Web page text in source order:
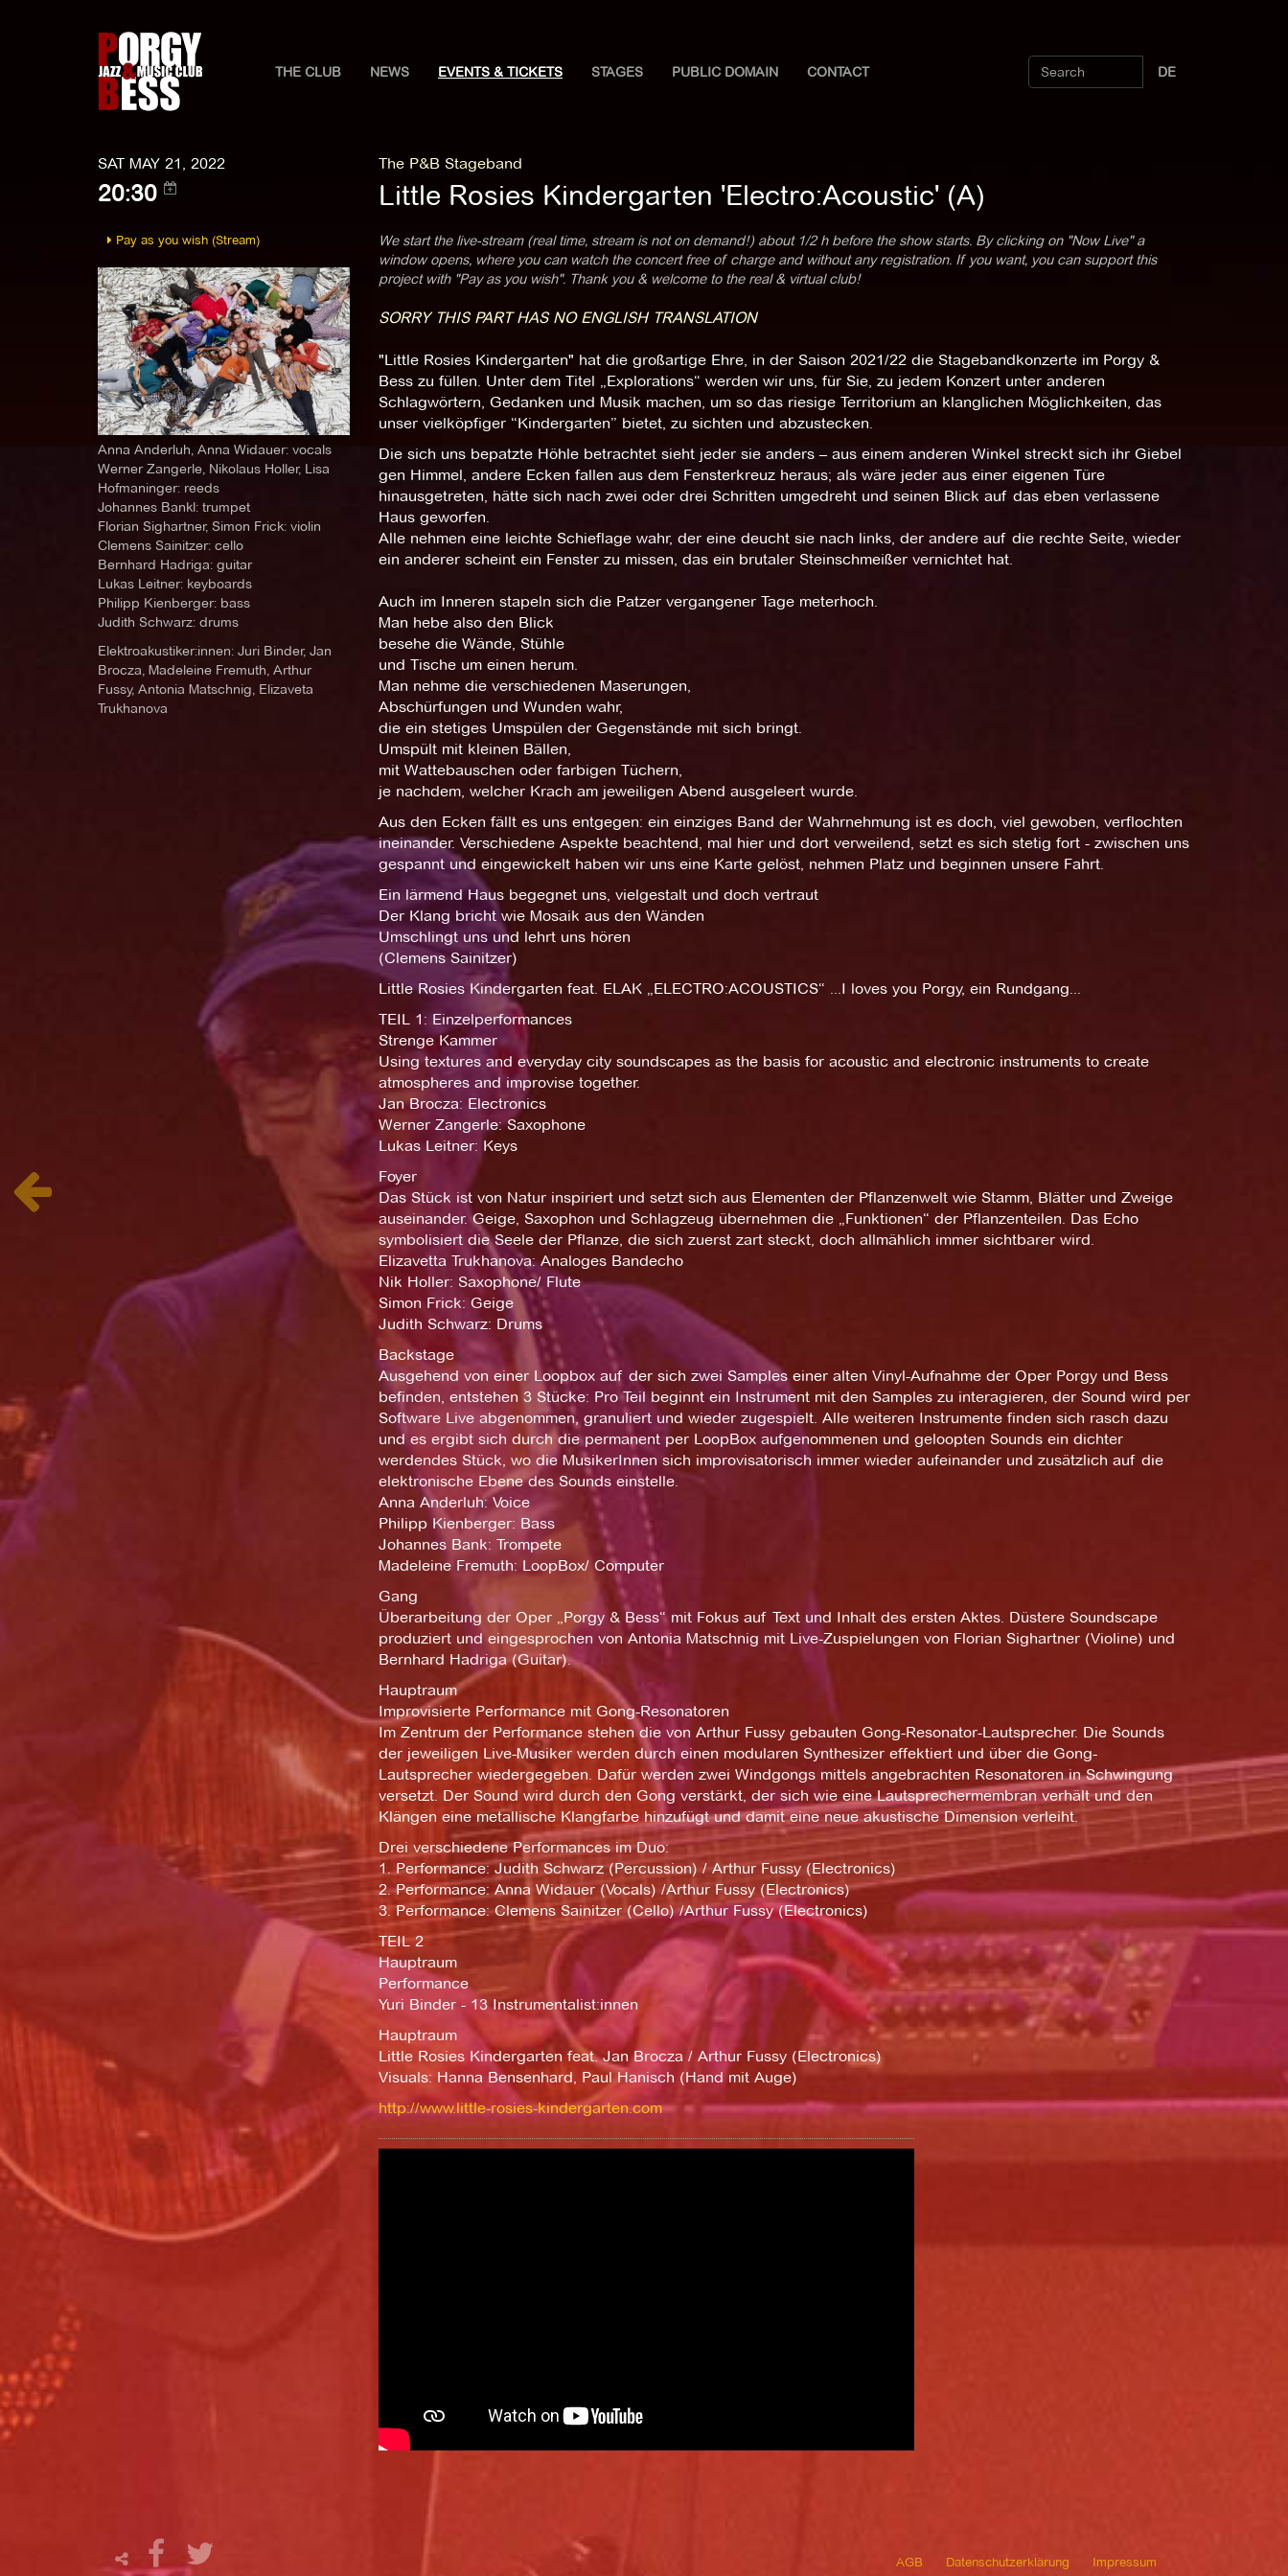
THE CLUB NEWS EVENTS & TICKETS STAGES PUBLIC DOMAIN CONTACT DE
SAT MAY 21, 2022
20:30
The P&B Stageband
Little Rosies Kindergarten 'Electro:Acoustic' (A)
Pay as you wish (Stream)
Anna Anderluh, Anna Widauer: vocals
Werner Zangerle, Nikolaus Holler, Lisa
Hofmaninger: reeds
Johannes Bankl: trumpet
Florian Sighartner, Simon Frick: violin
Clemens Sainitzer: cello
Bernhard Hadriga: guitar
Lukas Leitner: keyboards
Philipp Kienberger: bass
Judith Schwarz: drums
Elektroakustiker:innen: Juri Binder, Jan
Brocza, Madeleine Fremuth, Arthur
Fussy, Antonia Matschnig, Elizaveta
Trukhanova
We start the live-stream (real time, stream is not on demand!) about 1/2 h before the show starts. By clicking on "Now Live" a
window opens, where you can watch the concert free of charge and without any registration. If you want, you can support this
project with "Pay as you wish". Thank you & welcome to the real & virtual club!
SORRY THIS PART HAS NO ENGLISH TRANSLATION
"Little Rosies Kindergarten" hat die großartige Ehre, in der Saison 2021/22 die Stagebandkonzerte im Porgy &
Bess zu füllen. Unter dem Titel „Explorations“ werden wir uns, für Sie, zu jedem Konzert unter anderen
Schlagwörtern, Gedanken und Musik machen, um so das riesige Territorium an klanglichen Möglichkeiten, das
unser vielköpfiger “Kindergarten” bietet, zu sichten und abzustecken.
Die sich uns bepatzte Höhle betrachtet sieht jeder sie anders – aus einem anderen Winkel streckt sich ihr Giebel
gen Himmel, andere Ecken fallen aus dem Fensterkreuz heraus; als wäre jeder aus einer eigenen Türe
hinausgetreten, hätte sich nach zwei oder drei Schritten umgedreht und seinen Blick auf das eben verlassene
Haus geworfen.
Alle nehmen eine leichte Schieflage wahr, der eine deucht sie nach links, der andere auf die rechte Seite, wieder
ein anderer scheint ein Fenster zu missen, das ein brutaler Steinschmeißer vernichtet hat.
Auch im Inneren stapeln sich die Patzer vergangener Tage meterhoch.
Man hebe also den Blick
besehe die Wände, Stühle
und Tische um einen herum.
Man nehme die verschiedenen Maserungen,
Abschürfungen und Wunden wahr,
die ein stetiges Umspülen der Gegenstände mit sich bringt.
Umspült mit kleinen Bällen,
mit Wattebauschen oder farbigen Tüchern,
je nachdem, welcher Krach am jeweiligen Abend ausgeleert wurde.
Aus den Ecken fällt es uns entgegen: ein einziges Band der Wahrnehmung ist es doch, viel gewoben, verflochten
ineinander. Verschiedene Aspekte beachtend, mal hier und dort verweilend, setzt es sich stetig fort - zwischen uns
gespannt und eingewickelt haben wir uns eine Karte gelöst, nehmen Platz und beginnen unsere Fahrt.
Ein lärmend Haus begegnet uns, vielgestalt und doch vertraut
Der Klang bricht wie Mosaik aus den Wänden
Umschlingt uns und lehrt uns hören
(Clemens Sainitzer)
Little Rosies Kindergarten feat. ELAK „ELECTRO:ACOUSTICS“ ...I loves you Porgy, ein Rundgang...
TEIL 1: Einzelperformances
Strenge Kammer
Using textures and everyday city soundscapes as the basis for acoustic and electronic instruments to create
atmospheres and improvise together.
Jan Brocza: Electronics
Werner Zangerle: Saxophone
Lukas Leitner: Keys
Foyer
Das Stück ist von Natur inspiriert und setzt sich aus Elementen der Pflanzenwelt wie Stamm, Blätter und Zweige
auseinander. Geige, Saxophon und Schlagzeug übernehmen die „Funktionen“ der Pflanzenteilen. Das Echo
symbolisiert die Seele der Pflanze, die sich zuerst zart steckt, doch allmählich immer sichtbarer wird.
Elizavetta Trukhanova: Analoges Bandecho
Nik Holler: Saxophone/ Flute
Simon Frick: Geige
Judith Schwarz: Drums
Backstage
Ausgehend von einer Loopbox auf der sich zwei Samples einer alten Vinyl-Aufnahme der Oper Porgy und Bess
befinden, entstehen 3 Stücke: Pro Teil beginnt ein Instrument mit den Samples zu interagieren, der Sound wird per
Software Live abgenommen, granuliert und wieder zugespielt. Alle weiteren Instrumente finden sich rasch dazu
und es ergibt sich durch die permanent per LoopBox aufgenommenen und geloopten Sounds ein dichter
werdendes Stück, wo die MusikerInnen sich improvisatorisch immer wieder aufeinander und zusätzlich auf die
elektronische Ebene des Sounds einstelle.
Anna Anderluh: Voice
Philipp Kienberger: Bass
Johannes Bank: Trompete
Madeleine Fremuth: LoopBox/ Computer
Gang
Überarbeitung der Oper „Porgy & Bess“ mit Fokus auf Text und Inhalt des ersten Aktes. Düstere Soundscape
produziert und eingesprochen von Antonia Matschnig mit Live-Zuspielungen von Florian Sighartner (Violine) und
Bernhard Hadriga (Guitar).
Hauptraum
Improvisierte Performance mit Gong-Resonatoren
Im Zentrum der Performance stehen die von Arthur Fussy gebauten Gong-Resonator-Lautsprecher. Die Sounds
der jeweiligen Live-Musiker werden durch einen modularen Synthesizer effektiert und über die Gong-
Lautsprecher wiedergegeben. Dafür werden zwei Windgongs mittels angebrachten Resonatoren in Schwingung
versetzt. Der Sound wird durch den Gong verstärkt, der sich wie eine Lautsprechermembran verhält und den
Klängen eine metallische Klangfarbe hinzufügt und damit eine neue akustische Dimension verleiht.
Drei verschiedene Performances im Duo:
1. Performance: Judith Schwarz (Percussion) / Arthur Fussy (Electronics)
2. Performance: Anna Widauer (Vocals) /Arthur Fussy (Electronics)
3. Performance: Clemens Sainitzer (Cello) /Arthur Fussy (Electronics)
TEIL 2
Hauptraum
Performance
Yuri Binder - 13 Instrumentalist:innen
Hauptraum
Little Rosies Kindergarten feat. Jan Brocza / Arthur Fussy (Electronics)
Visuals: Hanna Bensenhard, Paul Hanisch (Hand mit Auge)
http://www.little-rosies-kindergarten.com
AGB Datenschutzerklärung Impressum